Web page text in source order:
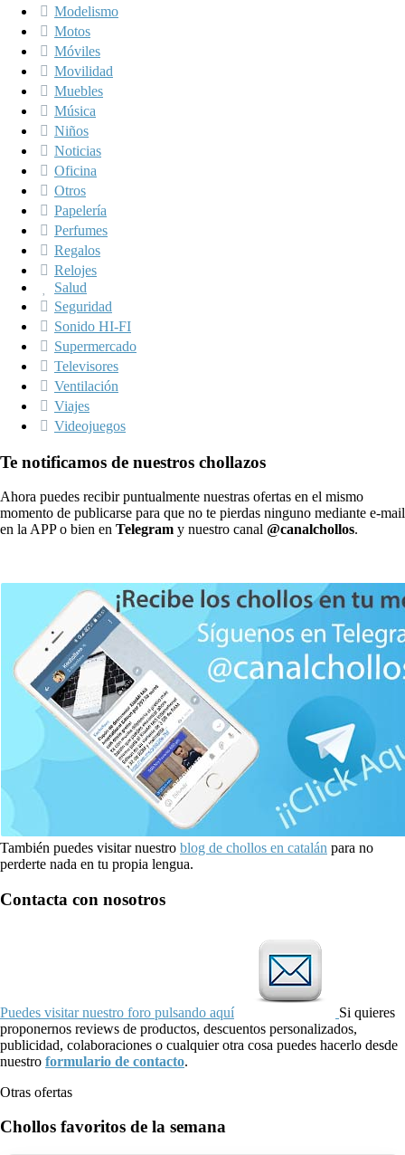
Modelismo
Motos
Móviles
Movilidad
Muebles
Música
Niños
Noticias
Oficina
Otros
Papelería
Perfumes
Regalos
Relojes
Salud
Seguridad
Sonido HI-FI
Supermercado
Televisores
Ventilación
Viajes
Videojuegos
Te notificamos de nuestros chollazos
Ahora puedes recibir puntualmente nuestras ofertas en el mismo
momento de publicarse para que no te pierdas ninguno mediante e-mail
en la APP o bien en Telegram y nuestro canal @canalchollos.
También puedes visitar nuestro blog de chollos en catalán para no
perderte nada en tu propia lengua.
Contacta con nosotros
Puedes visitar nuestro foro pulsando aquí
Si quieres
proponernos reviews de productos, descuentos personalizados,
publicidad, colaboraciones o cualquier otra cosa puedes hacerlo desde
nuestro formulario de contacto.
Otras ofertas
Chollos favoritos de la semana